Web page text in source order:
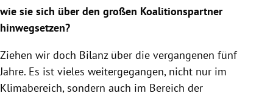
wie sie sich über den großen Koalitionspartner
hinwegsetzen?
Ziehen wir doch Bilanz über die vergangenen fünf
Jahre. Es ist vieles weitergegangen, nicht nur im
Klimabereich, sondern auch im Bereich der